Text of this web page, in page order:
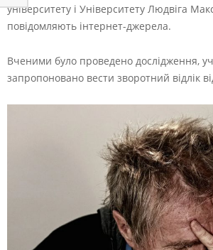
університету і Університету Людвіга
повідомляють інтернет-джерела.
Вченими було проведено дослідження,
запропоновано вести зворотний відлік